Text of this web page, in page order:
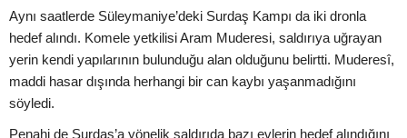
Aynı saatlerde Süleymaniye’deki Surdaş Kampı da iki dronla
hedef alındı. Komele yetkilisi Aram Muderesi, saldırıya uğrayan
yerin kendi yapılarının bulunduğu alan olduğunu belirtti. Muderesî,
maddi hasar dışında herhangi bir can kaybı yaşanmadığını
söyledi.
Penahi de Surdaş’a yönelik saldırıda bazı evlerin hedef alındığını